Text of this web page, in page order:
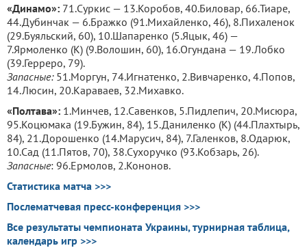
«Динамо»: 71.Суркис — 13.Коробов, 40.Биловар, 66.Тиаре,
44.Дубинчак — 6.Бражко (91.Михайленко, 46), 8.Пихаленок
(29.Буяльский, 60), 10.Шапаренко (5.Яцык, 46) —
7.Ярмоленко (К) (9.Волошин, 60), 16.Огундана — 19.Лобко
(39.Герреро, 79).
Запасные:51.Моргун, 74.Игнатенко, 2.Вивчаренко, 4.Попов,
14.Люсин, 20.Караваев, 32.Михавко.
«Полтава»: 1.Минчев, 12.Савенков, 5.Пидлепич, 20.Мисюра,
95.Коцюмака (19.Бужин, 84), 15.Даниленко (К) (44.Плахтырь,
84), 21.Дорошенко (14.Марусич, 84), 7.Галенков, 8.Одарюк,
10.Сад (11.Пятов, 70), 38.Сухоручко (93.Кобзарь, 26).
Запасные: 96.Ермолов, 2.Кононов.
Статистика матча >>>
Послематчевая пресс-конференция >>>
Все результаты чемпионата Украины, турнирная таблица,
календарь игр >>>